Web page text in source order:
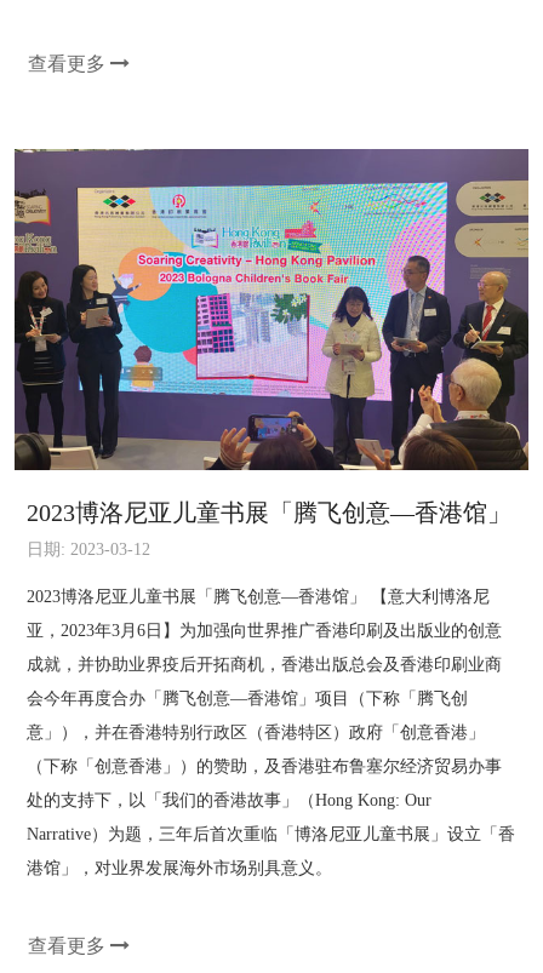
查看更多
2023博洛尼亚儿童书展「腾飞创意—香港馆」
日期: 2023-03-12
2023博洛尼亚儿童书展「腾飞创意—香港馆」 【意大利博洛尼
亚，2023年3月6日】为加强向世界推广香港印刷及出版业的创意
成就，并协助业界疫后开拓商机，香港出版总会及香港印刷业商
会今年再度合办「腾飞创意—香港馆」项目（下称「腾飞创
意」），并在香港特别行政区（香港特区）政府「创意香港」
（下称「创意香港」）的赞助，及香港驻布鲁塞尔经济贸易办事
处的支持下，以「我们的香港故事」（Hong Kong: Our
Narrative）为题，三年后首次重临「博洛尼亚儿童书展」设立「香
港馆」，对业界发展海外市场别具意义。
查看更多